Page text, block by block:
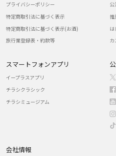
プライバシーポリシー
特定商取引法に基づく表示
特定商取引法に基づく表示(お酒)
旅行業登録表・約款等
公
推
は
スマートフォンアプリ
イープラスアプリ
チラシクラシック
チラシミュージアム
会社情報